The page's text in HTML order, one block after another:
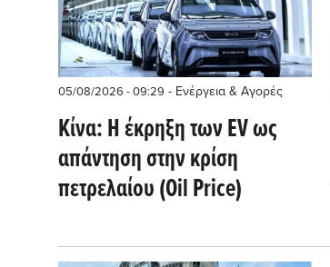
05/08/2026 - 09:29 - Ενέργεια & Αγορές
Κίνα: Η έκρηξη των EV ως
απάντηση στην κρίση
πετρελαίου (Oil Price)